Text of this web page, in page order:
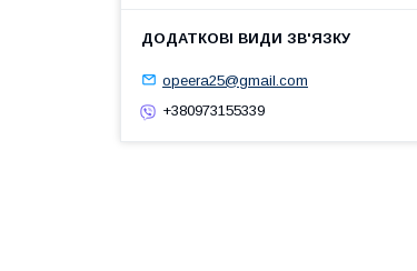
opeera25@gmail.com
+380973155339